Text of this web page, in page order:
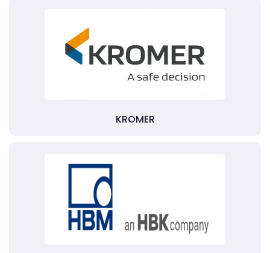
KROMER